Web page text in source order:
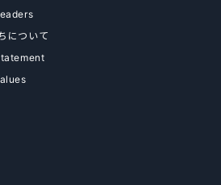
について